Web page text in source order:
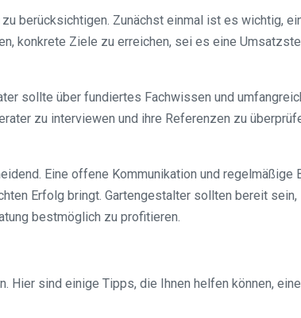
berücksichtigen. Zunächst einmal ist es wichtig,
konkrete Ziele zu erreichen, sei es eine
sollte über fundiertes Fachwissen und
zu interviewen und ihre Referenzen zu
Eine offene Kommunikation und regelmäßige
Erfolg bringt. Gartengestalter sollten bereit sein,
bestmöglich zu profitieren.
sind einige Tipps, die Ihnen helfen können,